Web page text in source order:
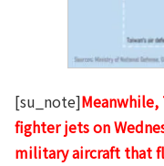
[su_note]
fighter jets on
military aircraft that